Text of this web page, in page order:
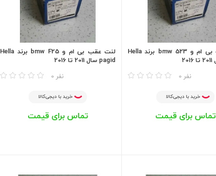
لنت عقب بی ام و bmw 523 برند Hella
0 نفر
خرید با دیجی‌کالا
تماس برای قیمت
لنت عقب بی ام و bmw F25 برند Hella
pagid سال 2011 تا 2016
0 نفر
خرید با دیجی‌کالا
تماس برای قیمت